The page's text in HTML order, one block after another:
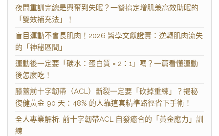
夜間重訓完總是興奮到失眠？一餐搞定增肌兼高效助眠的
「雙效補充法」！
盲目運動不會長肌肉！2026 醫學文獻證實：逆轉肌肉流失
的「神秘區間」
運動後一定要「碳水：蛋白質 = 2：1」嗎？一篇看懂運動
後怎麼吃！
膝蓋前十字韌帶（ACL）斷裂一定要「砍掉重練」？揭秘
復健黃金 90 天：48% 的人靠這套精準路徑省下手術！
全人專業解析: 前十字韌帶ACL 自發癒合的「黃金應力」訓
練